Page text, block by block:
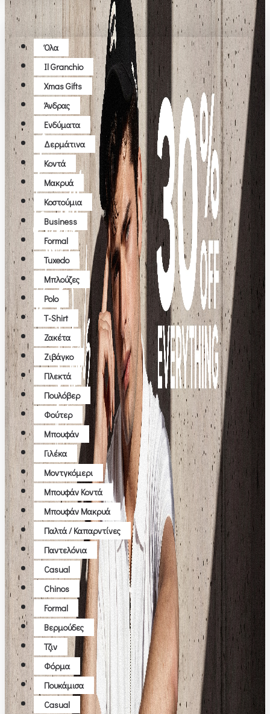
Όλα
Όλα
Il Granchio
Xmas Gifts
Άνδρας
Ενδύματα
Δερμάτινα
Κοντά
Μακρυά
Κοστούμια
Business
Formal
Tuxedo
Μπλούζες
Polo
T-Shirt
Ζακέτα
Ζιβάγκο
Πλεκτά
Πουλόβερ
Φούτερ
Μπουφάν
Γιλέκα
Μοντγκόμερι
Μπουφάν Κοντά
Μπουφάν Μακρυά
Παλτά / Καπαρντίνες
Παντελόνια
Casual
Chinos
Formal
Βερμούδες
Τζιν
Φόρμα
Πουκάμισα
Casual
Το καλάθι αγορών είναι άδειο!